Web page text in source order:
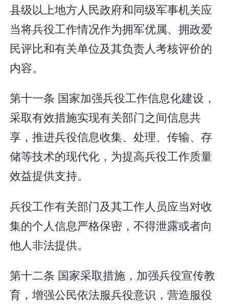
县级以上地方人民政府和同级军事机关应
当将兵役工作情况作为拥军优属、拥政爱
民评比和有关单位及其负责人考核评价的
内容。
第十一条 国家加强兵役工作信息化建设，
采取有效措施实现有关部门之间信息共
享，推进兵役信息收集、处理、传输、存
储等技术的现代化，为提高兵役工作质量
效益提供支持。
兵役工作有关部门及其工作人员应当对收
集的个人信息严格保密，不得泄露或者向
他人非法提供。
第十二条 国家采取措施，加强兵役宣传教
育，增强公民依法服兵役意识，营造服役